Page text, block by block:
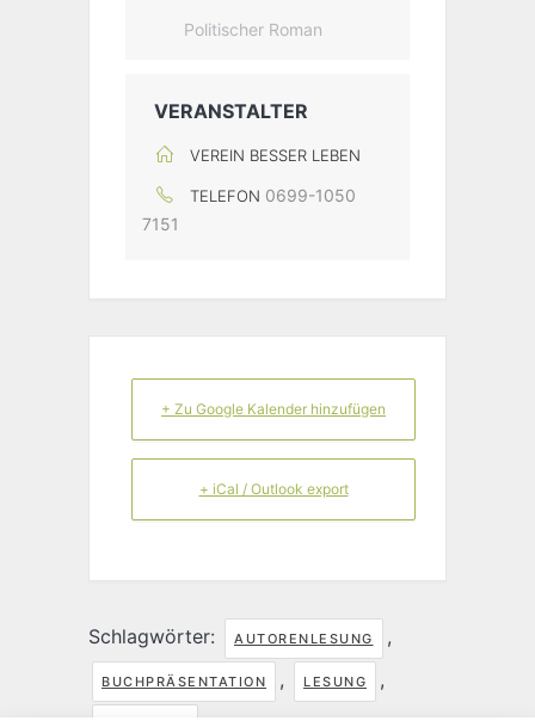
Politischer Roman
VERANSTALTER
VEREIN BESSER LEBEN
TELEFON 0699-1050
7151
+ Zu Google Kalender hinzufügen
+ iCal / Outlook export
Schlagwörter: AUTORENLESUNG ,
BUCHPRÄSENTATION , LESUNG ,